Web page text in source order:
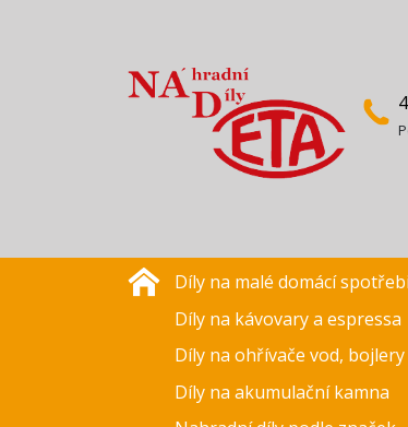
Díly na malé domácí
Díly na kávovary a espressa
Díly na ohřívače vod, bojlery
Díly na akumulační kamna